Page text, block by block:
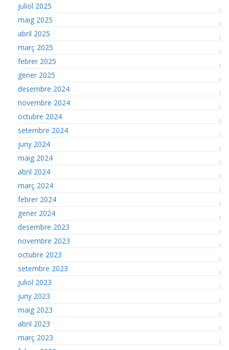
juliol 2025
maig 2025
abril 2025
març 2025
febrer 2025
gener 2025
desembre 2024
novembre 2024
octubre 2024
setembre 2024
juny 2024
maig 2024
abril 2024
març 2024
febrer 2024
gener 2024
desembre 2023
novembre 2023
octubre 2023
setembre 2023
juliol 2023
juny 2023
maig 2023
abril 2023
març 2023